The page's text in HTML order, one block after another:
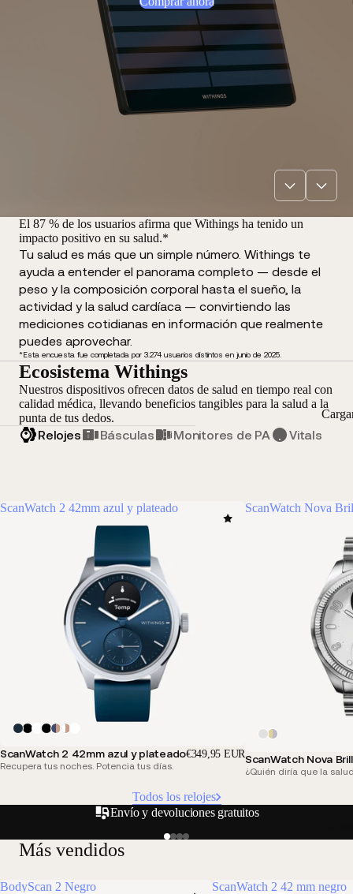
El 87 % de los usuarios afirma que Withings ha tenido un
impacto positivo en su salud.*
Tu salud es más que un simple número. Withings te
ayuda a entender el panorama completo — desde el
peso y la composición corporal hasta el sueño, la
actividad y la salud cardíaca — convirtiendo las
mediciones cotidianas en información que realmente
puedes aprovechar.
*Esta encuesta fue completada por 3.274 usuarios distintos en junio de 2025.
Ecosistema Withings
Nuestros dispositivos ofrecen datos de salud en tiempo real con
calidad médica, llevando beneficios tangibles para la salud a la
punta de tus dedos.
Relojes Básculas Monitores de PA Vitals
ScanWatch 2 42mm azul y plateado
ScanWatch 2 42mm azul y plateado€349,95 EUR
Recupera tus noches. Potencia tus días.
ScanWatch Nova
ScanWatch Nova
¿Quién diría que la
Todos los relojes
Envío y devoluciones gratuitos
Más vendidos
BodyScan 2 Negro ScanWatch 2 42 mm negro